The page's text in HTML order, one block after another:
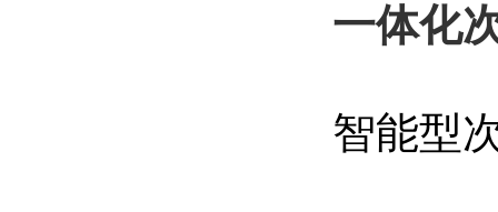
一体化
智能型